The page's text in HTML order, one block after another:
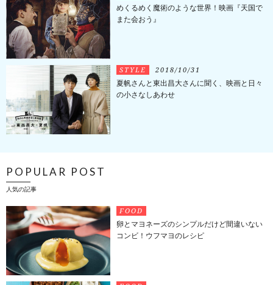
めくるめく魔術のような世界！映画『天国で
また会おう』
STYLE 2018/10/31
夏帆さんと東出昌大さんに聞く、映画と日々
の小さなしあわせ
POPULAR POST
人気の記事
FOOD
卵とマヨネーズのシンプルだけど間違いない
コンビ！ウフマヨのレシピ